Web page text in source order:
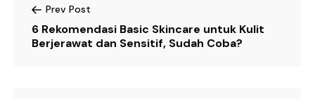
Prev Post
6 Rekomendasi Basic Skincare untuk Kulit
Berjerawat dan Sensitif, Sudah Coba?